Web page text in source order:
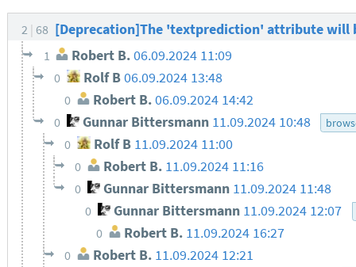
2 68 [Deprecation]The 'textprediction' attribute will
1 Robert B.06.09.2024 11:09
0 Rolf B06.09.2024 13:48
0 Robert B.06.09.2024 14:42
0 Gunnar Bittersmann 11.09.2024 10:48
0 Rolf B 11.09.2024 11:00
0 Robert B. 11.09.2024 11:16
0 Gunnar Bittersmann 11.09.2024 11:48
0 Gunnar Bittersmann 11.09.2024 12:07
0 Robert B. 11.09.2024 16:27
0 Robert B. 11.09.2024 12:21